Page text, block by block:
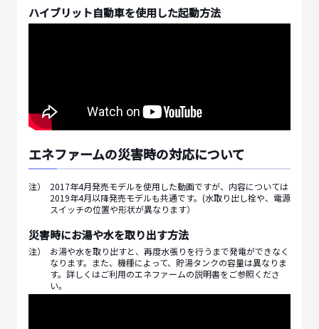
ハイブリット自動車を使用した起動方法
エネファームの災害時の対応について
注）
2017年4月発売モデルを使用した動画ですが、内容については
2019年4月以降発売モデルも共通です。(水取り出し栓や、電源
スイッチの位置や形状が異なります）
災害時にお湯や水を取り出す方法
注）
お湯や水を取り出すと、再度水張りを行うまで発電ができなく
なります。また、機種によって、貯湯タンクの容量は異なりま
す。詳しくはご利用のエネファームの説明書をご参照くださ
い。